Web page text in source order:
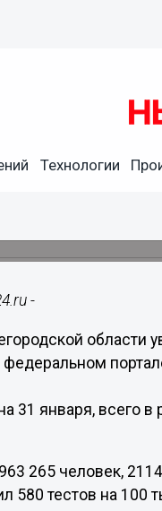
Технологии
выявлено
-
области
31 января, всего
265 человек,
580 тестов на 100